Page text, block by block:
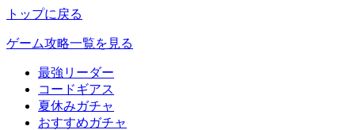
トップに戻る
ゲーム攻略一覧を見る
最強リーダー
コードギアス
夏休みガチャ
おすすめガチャ